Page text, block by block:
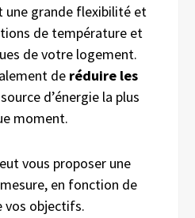
une grande flexibilité et
de température et
de votre logement.
de réduire les
d’énergie la plus
moment.
vous proposer une
en fonction de
objectifs.